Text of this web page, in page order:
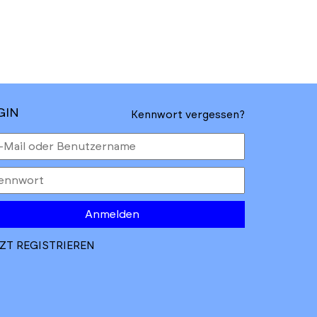
Kennwort vergessen?
Anmelden
REGISTRIEREN